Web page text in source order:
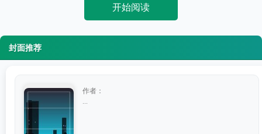
开始阅读
封面推荐
作者：